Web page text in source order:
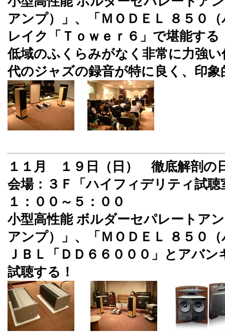
アンプ）」、「ＭＯＤＥＬ ８５０
レイク「Ｔｏｗｅｒ６」で堪能する
低域のふくらみがなく非常に力強
代のジャズの録音が特に良く、印象
１１月 １９日（日） 徹底解剖の
会場：３Ｆ「ハイフィデリティ試
１：００～５：００
小型高性能 ボルダーセパレートア
アンプ）」、「ＭＯＤＥＬ ８５０
ＪＢＬ「ＤＤ６６０００」とアバ
試聴する！